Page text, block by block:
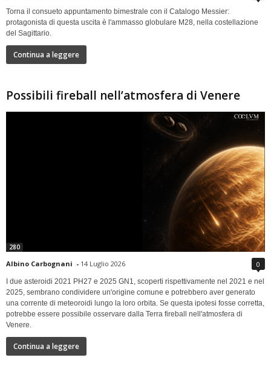
Torna il consueto appuntamento bimestrale con il Catalogo Messier:
protagonista di questa uscita è l'ammasso globulare M28, nella costellazione
del Sagittario.
Continua a leggere
Possibili fireball nell’atmosfera di Venere
280
Albino Carbognani - 14 Luglio 2026 0
I due asteroidi 2021 PH27 e 2025 GN1, scoperti rispettivamente nel 2021 e nel
2025, sembrano condividere un'origine comune e potrebbero aver generato
una corrente di meteoroidi lungo la loro orbita. Se questa ipotesi fosse corretta,
potrebbe essere possibile osservare dalla Terra fireball nell'atmosfera di
Venere.
Continua a leggere